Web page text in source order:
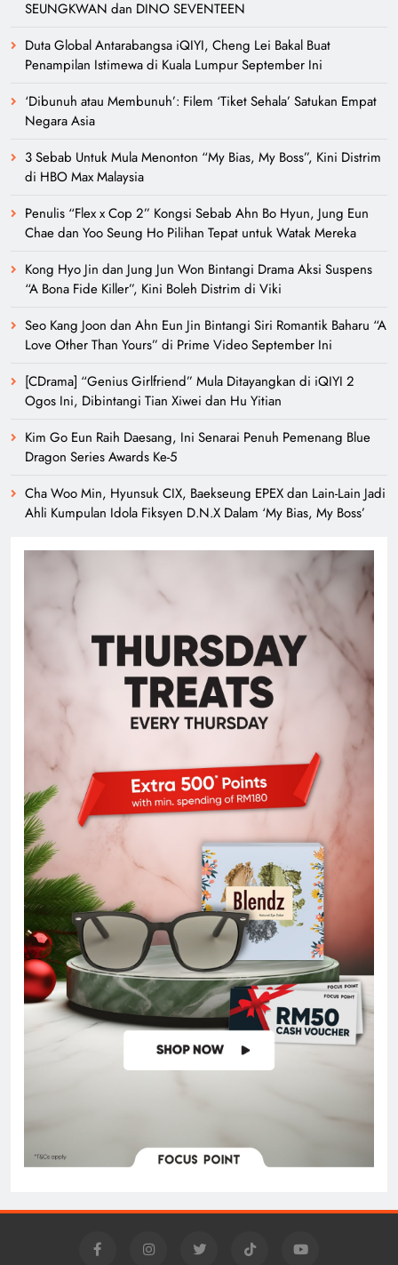
SEUNGKWAN dan DINO SEVENTEEN
Duta Global Antarabangsa iQIYI, Cheng Lei Bakal Buat
Penampilan Istimewa di Kuala Lumpur September Ini
‘Dibunuh atau Membunuh’: Filem ‘Tiket Sehala’ Satukan Empat
Negara Asia
3 Sebab Untuk Mula Menonton “My Bias, My Boss”, Kini Distrim
di HBO Max Malaysia
Penulis “Flex x Cop 2” Kongsi Sebab Ahn Bo Hyun, Jung Eun
Chae dan Yoo Seung Ho Pilihan Tepat untuk Watak Mereka
Kong Hyo Jin dan Jung Jun Won Bintangi Drama Aksi Suspens
“A Bona Fide Killer”, Kini Boleh Distrim di Viki
Seo Kang Joon dan Ahn Eun Jin Bintangi Siri Romantik Baharu “A
Love Other Than Yours” di Prime Video September Ini
[CDrama] “Genius Girlfriend” Mula Ditayangkan di iQIYI 2
Ogos Ini, Dibintangi Tian Xiwei dan Hu Yitian
Kim Go Eun Raih Daesang, Ini Senarai Penuh Pemenang Blue
Dragon Series Awards Ke-5
Cha Woo Min, Hyunsuk CIX, Baekseung EPEX dan Lain-Lain Jadi
Ahli Kumpulan Idola Fiksyen D.N.X Dalam ‘My Bias, My Boss’